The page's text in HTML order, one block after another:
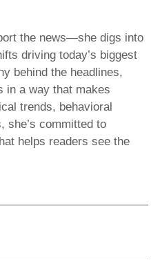
the news—she digs into
driving today’s biggest
behind the headlines,
in a way that makes
trends, behavioral
she’s committed to
helps readers see the